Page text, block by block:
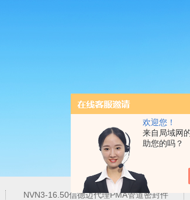
欢迎您！
来自局域网
助您的吗？
NVN3-16.50信德迈代理PMA管道密封件